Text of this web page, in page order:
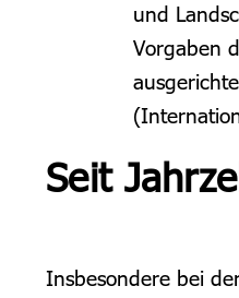
und
Vorgaben
Seit
Insbesondere bei